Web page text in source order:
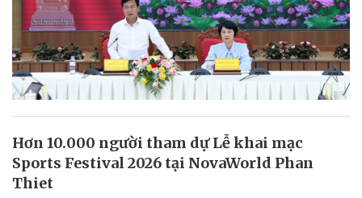
Hơn 10.000 người tham dự Lễ khai mạc
Sports Festival 2026 tại NovaWorld Phan
Thiet